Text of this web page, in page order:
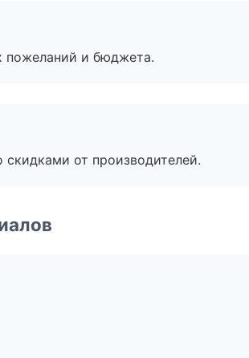
пожеланий и бюджета.
от производителей.